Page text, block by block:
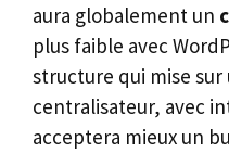
aura globalement un
plus faible avec
structure qui mise
centralisateur, avec
acceptera mieux un